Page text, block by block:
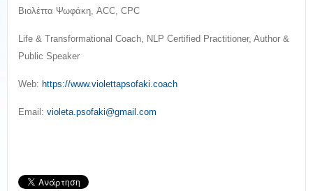
Βιολέττα Ψωφάκη, ACC, CPC
Life & Transformational Coach, NLP Certified Practitioner, Author &
Public Speaker
Web: https://www.violettapsofaki.coach
Email: violeta.psofaki@gmail.com